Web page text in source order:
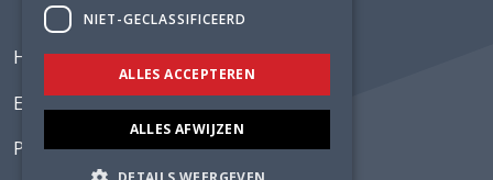
Home
Expertises
Projecten
NIET-GECLASSIFICEERD
ALLES ACCEPTEREN
ALLES AFWIJZEN